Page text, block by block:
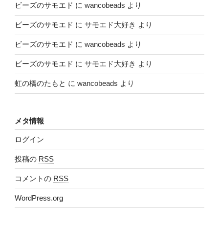
ビーズのサモエド に wancobeads より
ビーズのサモエド に サモエド大好き より
ビーズのサモエド に wancobeads より
ビーズのサモエド に サモエド大好き より
虹の橋のたもと に wancobeads より
メタ情報
ログイン
投稿の RSS
コメントの RSS
WordPress.org